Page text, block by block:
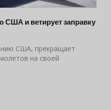
США и ветирует заправку
США, прекращает
на своей